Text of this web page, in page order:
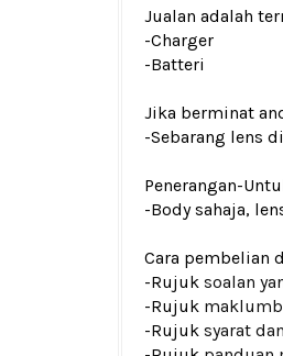
Jualan adalah
-Charger
-Batteri
Jika berminat
-Sebarang lens
Penerangan-
-Body sahaja,
Cara pembelian
-Rujuk soalan
-Rujuk
-Rujuk syarat